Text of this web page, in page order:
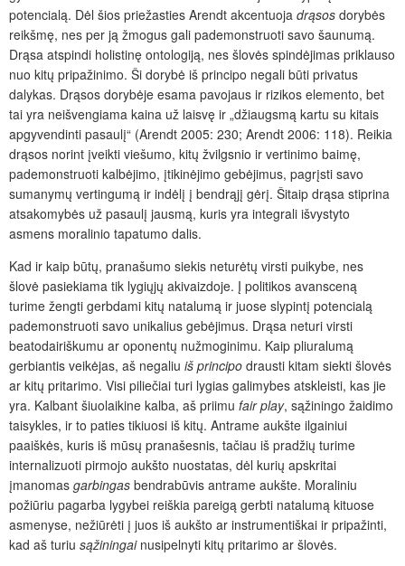
potencialą. Dėl šios priežasties Arendt akcentuoja drąsos dorybės
reikšmę, nes per ją žmogus gali pademonstruoti savo šaunumą.
Drąsa atspindi holistinę ontologiją, nes šlovės spindėjimas priklauso
nuo kitų pripažinimo. Ši dorybė iš principo negali būti privatus
dalykas. Drąsos dorybėje esama pavojaus ir rizikos elemento, bet
tai yra neišvengiama kaina už laisvę ir „džiaugsmą kartu su kitais
apgyvendinti pasaulį“ (Arendt 2005: 230; Arendt 2006: 118). Reikia
drąsos norint įveikti viešumo, kitų žvilgsnio ir vertinimo baimę,
pademonstruoti kalbėjimo, įtikinėjimo gebėjimus, pagrįsti savo
sumanymų vertingumą ir indėlį į bendrąjį gėrį. Šitaip drąsa stiprina
atsakomybės už pasaulį jausmą, kuris yra integrali išvystyto
asmens moralinio tapatumo dalis.
Kad ir kaip būtų, pranašumo siekis neturėtų virsti puikybe, nes
šlovė pasiekiama tik lygiųjų akivaizdoje. Į politikos avansceną
turime žengti gerbdami kitų natalumą ir juose slypintį potencialą
pademonstruoti savo unikalius gebėjimus. Drąsa neturi virsti
beatodairiškumu ar oponentų nužmoginimu. Kaip pliuralumą
gerbiantis veikėjas, aš negaliu iš principo drausti kitam siekti šlovės
ar kitų pritarimo. Visi piliečiai turi lygias galimybes atskleisti, kas jie
yra. Kalbant šiuolaikine kalba, aš priimu fair play, sąžiningo žaidimo
taisykles, ir to paties tikiuosi iš kitų. Antrame aukšte ilgainiui
paaiškės, kuris iš mūsų pranašesnis, tačiau iš pradžių turime
internalizuoti pirmojo aukšto nuostatas, dėl kurių apskritai
įmanomas garbingas bendrabūvis antrame aukšte. Moraliniu
požiūriu pagarba lygybei reiškia pareigą gerbti natalumą kituose
asmenyse, nežiūrėti į juos iš aukšto ar instrumentiškai ir pripažinti,
kad aš turiu sąžiningai nusipelnyti kitų pritarimo ar šlovės.